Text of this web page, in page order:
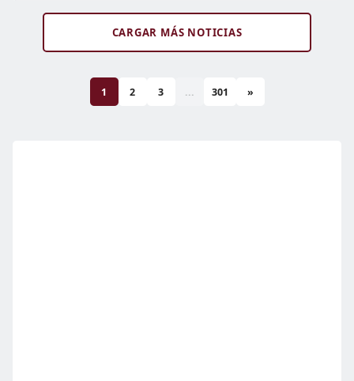
CARGAR MÁS NOTICIAS
1 2 3 ... 301 »